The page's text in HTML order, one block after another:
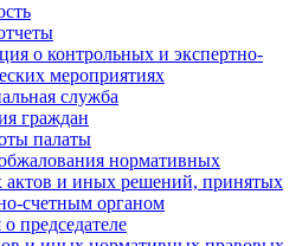
о контрольных и экспертно-
мероприятиях
служба
граждан
палаты
нормативных
актов и иных решений, принятых
счетным органом
председателе